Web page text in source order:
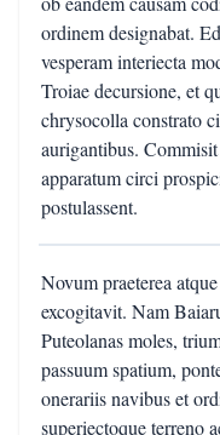
ordinem designabat.
vesperam interiecta
Troiae decursione, et
chrysocolla constrato
aurigantibus.
apparatum circi
postulassent.
Novum praeterea
excogitavit. Nam
Puteolanas moles,
passuum spatium,
onerariis navibus et
superiectoque terreno